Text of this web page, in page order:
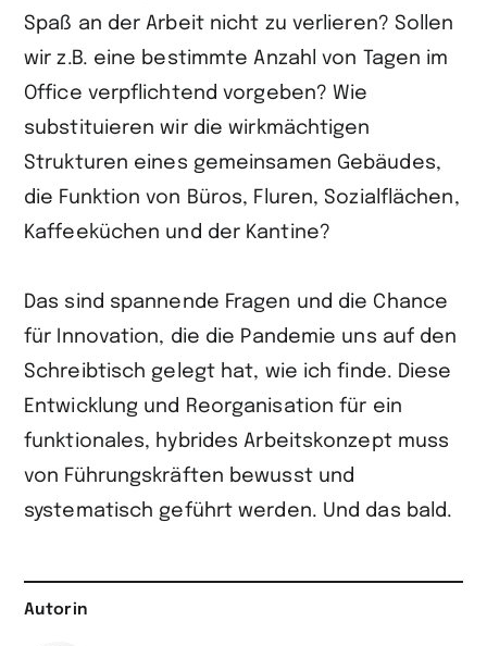
Spaß an der Arbeit nicht zu verlieren? Sollen
wir z.B. eine bestimmte Anzahl von Tagen im
Office verpflichtend vorgeben? Wie
substituieren wir die wirkmächtigen
Strukturen eines gemeinsamen Gebäudes,
die Funktion von Büros, Fluren, Sozialflächen,
Kaffeeküchen und der Kantine?
Das sind spannende Fragen und die Chance
für Innovation, die die Pandemie uns auf den
Schreibtisch gelegt hat, wie ich finde. Diese
Entwicklung und Reorganisation für ein
funktionales, hybrides Arbeitskonzept muss
von Führungskräften bewusst und
systematisch geführt werden. Und das bald.
Autorin